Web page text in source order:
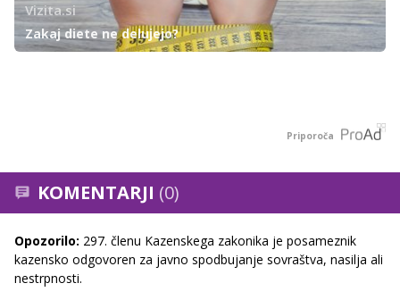
Vizita.si
Zakaj diete ne delujejo?
Priporoča
KOMENTARJI (0)
Opozorilo: 297. členu Kazenskega zakonika je posameznik
kazensko odgovoren za javno spodbujanje sovraštva, nasilja ali
nestrpnosti.